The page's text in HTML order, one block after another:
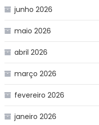
junho 2026
maio 2026
abril 2026
março 2026
fevereiro 2026
janeiro 2026